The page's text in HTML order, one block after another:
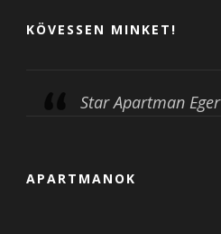
KÖVESSEN MINKET!
Star Apartman Eger
APARTMANOK